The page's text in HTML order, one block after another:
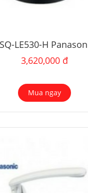
LE530-H
3,620,000 đ
Mua ngay